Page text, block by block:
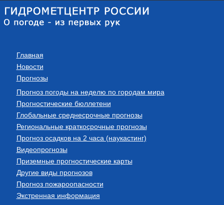
Главная
Новости
Прогнозы
Прогноз погоды на неделю по городам мира
Прогностические бюллетени
Глобальные среднесрочные прогнозы
Региональные краткосрочные прогнозы
Прогноз осадков на 2 часа (наукастинг)
Видеопрогнозы
Приземные прогностические карты
Другие виды прогнозов
Прогноз пожароопасности
Экстренная информация